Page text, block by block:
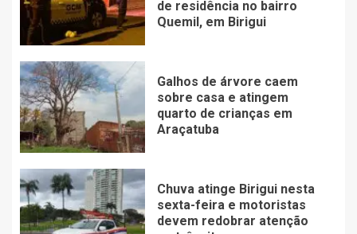
de residência no bairro
Quemil, em Birigui
Galhos de árvore caem
sobre casa e atingem
quarto de crianças em
Araçatuba
Chuva atinge Birigui nesta
sexta-feira e motoristas
devem redobrar atenção